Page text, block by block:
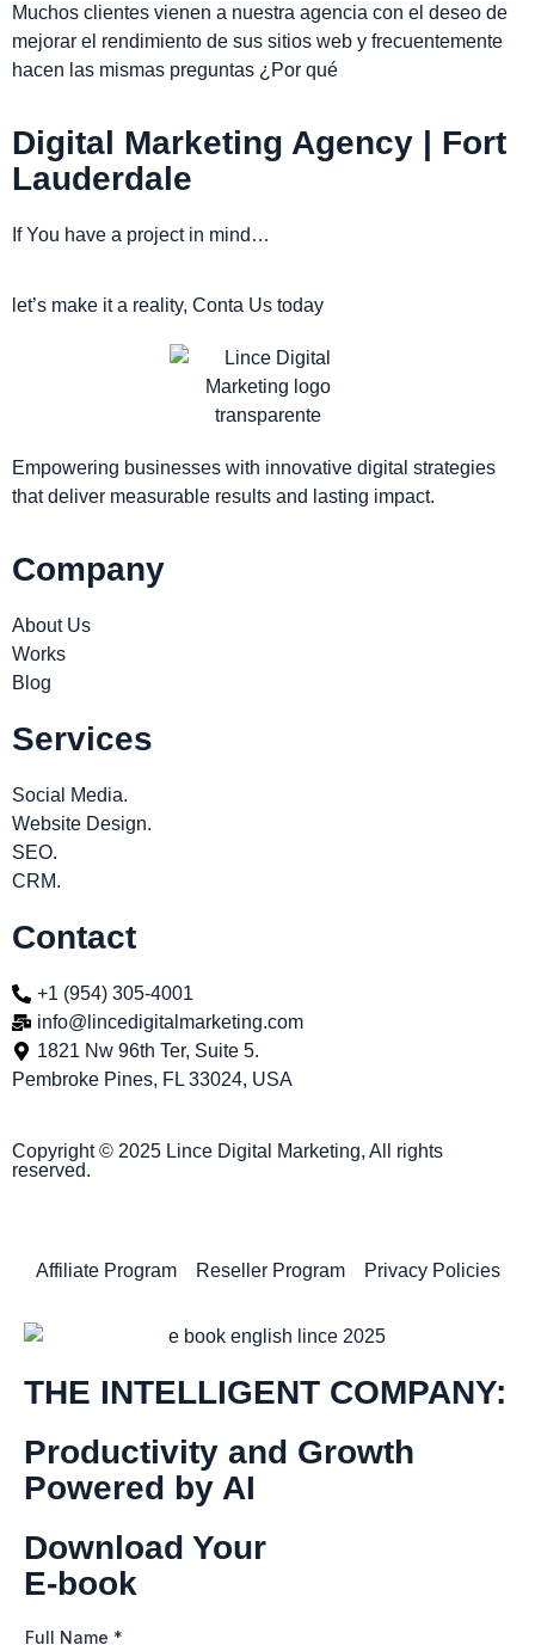
Muchos clientes vienen a nuestra agencia con el deseo de
mejorar el rendimiento de sus sitios web y frecuentemente
hacen las mismas preguntas ¿Por qué
Digital Marketing Agency | Fort
Lauderdale
If You have a project in mind…
let’s make it a reality, Conta Us today
Empowering businesses with innovative digital strategies
that deliver measurable results and lasting impact.
Company
About Us
Works
Blog
Services
Social Media.
Website Design.
SEO.
CRM.
Contact
+1 (954) 305-4001
info@lincedigitalmarketing.com
1821 Nw 96th Ter, Suite 5.
Pembroke Pines, FL 33024, USA
Copyright © 2025 Lince Digital Marketing, All rights
reserved.
Affiliate Program Reseller Program Privacy Policies
THE INTELLIGENT COMPANY:
Productivity and Growth
Powered by AI
Download Your
E-book